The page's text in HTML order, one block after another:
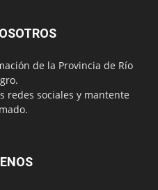
de la Provincia de Río
redes sociales y mantente